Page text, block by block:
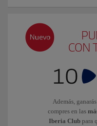
CON
Además,
compres en las
Iberia Club para